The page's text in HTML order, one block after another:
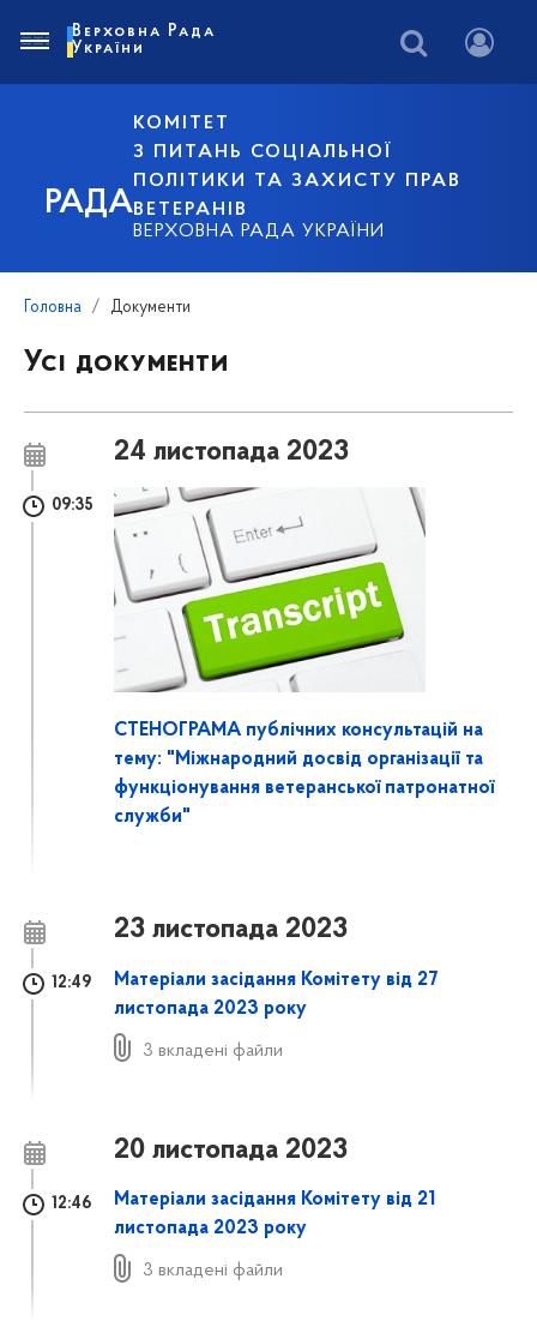
РАДА
КОМІТЕТ
З ПИТАНЬ СОЦІАЛЬНОЇ
ПОЛІТИКИ ТА ЗАХИСТУ ПРАВ
ВЕТЕРАНІВ
ВЕРХОВНА РАДА УКРАЇНИ
Верховна Рада
України
Головна Документи
Усі документи
24 листопада 2023
09:35
СТЕНОГРАМА публічних консультацій на
тему: "Міжнародний досвід організації та
функціонування ветеранської патронатної
служби"
23 листопада 2023
12:49
Матеріали засідання Комітету від 27
листопада 2023 року
3 вкладені файли
20 листопада 2023
12:46
Матеріали засідання Комітету від 21
листопада 2023 року
3 вкладені файли